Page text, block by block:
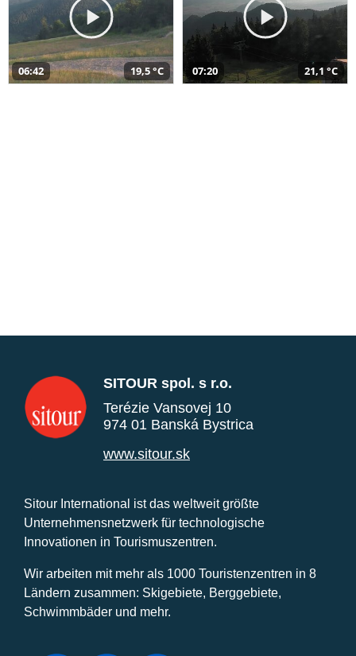
06:42 19,5 °C 07:20 21,1 °C
SITOUR spol. s r.o.
Terézie Vansovej 10
974 01 Banská Bystrica
www.sitour.sk
Sitour International ist das weltweit größte
Unternehmensnetzwerk für technologische
Innovationen in Tourismuszentren.
Wir arbeiten mit mehr als 1000 Touristenzentren in 8
Ländern zusammen: Skigebiete, Berggebiete,
Schwimmbäder und mehr.